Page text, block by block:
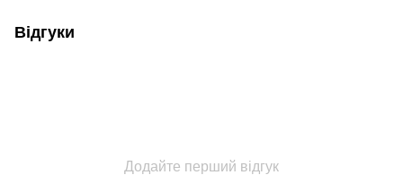
Відгуки
Додайте перший відгук